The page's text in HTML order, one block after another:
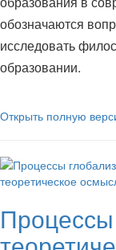
обозначаются
исследовать
образовании.
Открыть полную